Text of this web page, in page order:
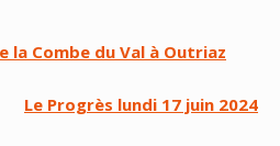
la Combe du Val à Outriaz
Le Progrès lundi 17 juin 2024